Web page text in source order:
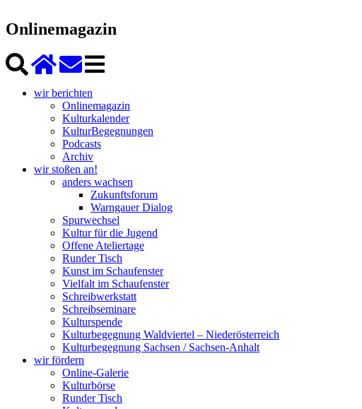
Onlinemagazin
wir berichten
Onlinemagazin
Kulturkalender
KulturBegegnungen
Podcasts
Archiv
wir stoßen an!
anders wachsen
Zukunftsforum
Warngauer Dialog
Spurwechsel
Kultur für die Jugend
Offene Ateliertage
Runder Tisch
Kunst im Schaufenster
Vielfalt im Schaufenster
Schreibwerkstatt
Schreibseminare
Kulturspende
Kulturbegegnung Waldviertel – Niederösterreich
Kulturbegegnung Sachsen / Sachsen-Anhalt
wir fördern
Online-Galerie
Kulturbörse
Runder Tisch